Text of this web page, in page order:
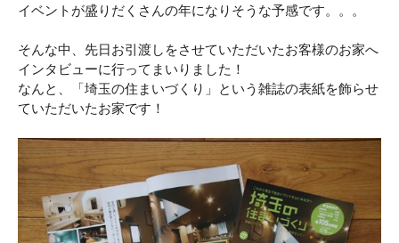
イベントが盛りだくさんの年になりそうな予感です。。。
そんな中、先日お引渡しをさせていただいたお客様のお家へ
インタビューに行ってまいりました！
なんと、「埼玉の住まいづくり」という雑誌の表紙を飾らせ
ていただいたお家です！